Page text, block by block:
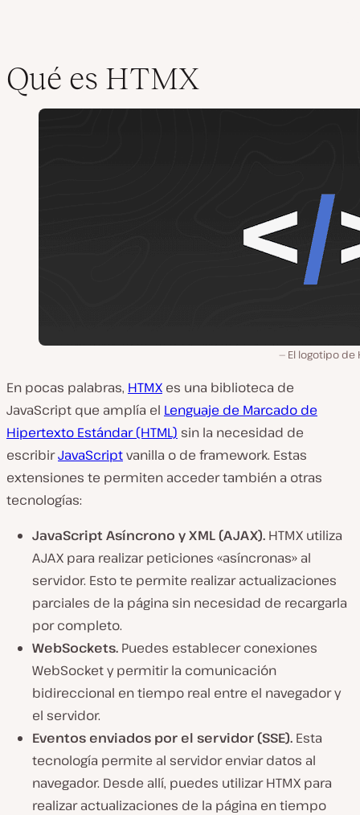
Qué es HTMX
El logotipo de
En pocas palabras, HTMX es una biblioteca de
JavaScript que amplía el Lenguaje de Marcado de
Hipertexto Estándar (HTML) sin la necesidad de
escribirJavaScriptvanilla o de framework. Estas
extensiones te permiten acceder también a otras
tecnologías:
JavaScript Asíncrono y XML (AJAX). HTMX utiliza
AJAX para realizar peticiones «asíncronas» al
servidor. Esto te permite realizar actualizaciones
parciales de la página sin necesidad de recargarla
por completo.
WebSockets. Puedes establecer conexiones
WebSocket y permitir la comunicación
bidireccional en tiempo real entre el navegador y
el servidor.
Eventos enviados por el servidor (SSE). Esta
tecnología permite al servidor enviar datos al
navegador. Desde allí, puedes utilizar HTMX para
realizar actualizaciones de la página en tiempo